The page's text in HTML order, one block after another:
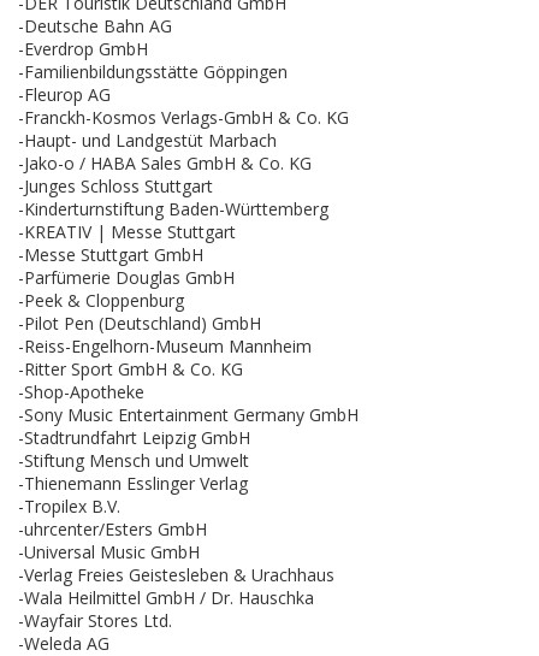
-Deutsche Bahn AG
-Everdrop GmbH
-Familienbildungsstätte Göppingen
-Fleurop AG
-Franckh-Kosmos Verlags-GmbH & Co. KG
-Haupt- und Landgestüt Marbach
-Jako-o / HABA Sales GmbH & Co. KG
-Junges Schloss Stuttgart
-Kinderturnstiftung Baden-Württemberg
-KREATIV | Messe Stuttgart
-Messe Stuttgart GmbH
-Parfümerie Douglas GmbH
-Peek & Cloppenburg
-Pilot Pen (Deutschland) GmbH
-Reiss-Engelhorn-Museum Mannheim
-Ritter Sport GmbH & Co. KG
-Shop-Apotheke
-Sony Music Entertainment Germany GmbH
-Stadtrundfahrt Leipzig GmbH
-Stiftung Mensch und Umwelt
-Thienemann Esslinger Verlag
-Tropilex B.V.
-uhrcenter/Esters GmbH
-Universal Music GmbH
-Verlag Freies Geistesleben & Urachhaus
-Wala Heilmittel GmbH / Dr. Hauschka
-Wayfair Stores Ltd.
-Weleda AG